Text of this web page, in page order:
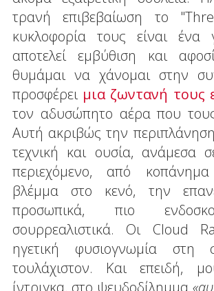
τρανή επιβεβαίωση το
κυκλοφορία τους είναι ένα
αποτελεί εμβύθιση και
θυμάμαι να χάνομαι στην
προσφέρει μια ζωντανή τους
τον αδυσώπητο αέρα που τους
Αυτή ακριβώς την
τεχνική και ουσία, ανάμεσα
περιεχόμενο, από
βλέμμα στο κενό, την
προσωπικά, πιο
σουρρεαλιστικά. Οι Cloud
ηγετική φυσιογνωμία στη
τουλάχιστον. Και επειδή,